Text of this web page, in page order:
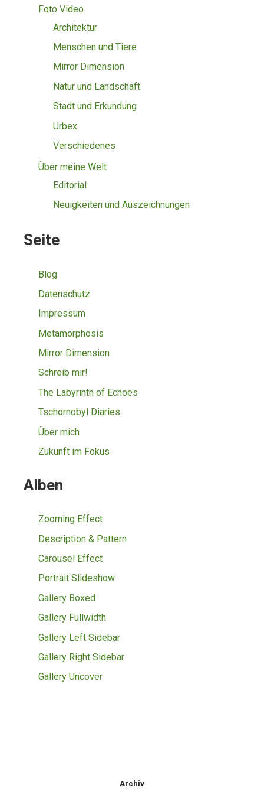
Foto Video
Architektur
Menschen und Tiere
Mirror Dimension
Natur und Landschaft
Stadt und Erkundung
Urbex
Verschiedenes
Über meine Welt
Editorial
Neuigkeiten und Auszeichnungen
Seite
Blog
Datenschutz
Impressum
Metamorphosis
Mirror Dimension
Schreib mir!
The Labyrinth of Echoes
Tschornobyl Diaries
Über mich
Zukunft im Fokus
Alben
Zooming Effect
Description & Pattern
Carousel Effect
Portrait Slideshow
Gallery Boxed
Gallery Fullwidth
Gallery Left Sidebar
Gallery Right Sidebar
Gallery Uncover
Archiv